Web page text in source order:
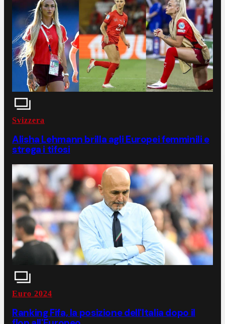
Svizzera
Alisha Lehmann brilla agli Europei femminili e
strega i tifosi
Euro 2024
Ranking Fifa, la posizione dell'Italia dopo il